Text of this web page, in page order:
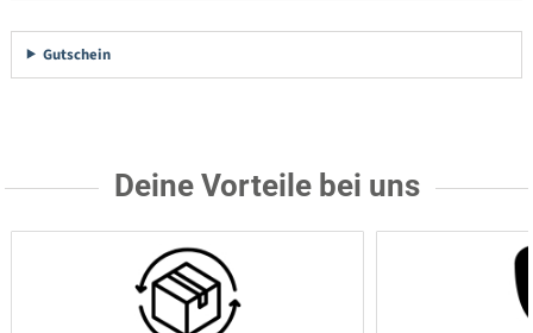
Gutschein
Deine Vorteile bei uns